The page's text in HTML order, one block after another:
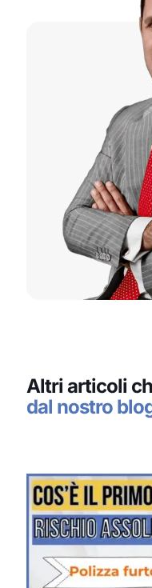
Altri articoli
dal nostro